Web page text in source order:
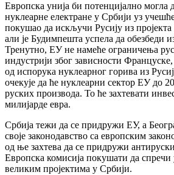
Европска унија би потенцијално могла
нуклеарне електране у Србији уз
покушао да искључи Русију из
али је Будимпешта успела да обезбеди
Тренутно, ЕУ не намеће ограничења
индустрији због зависности
од испорука нуклеарног горива из
очекује да ће нуклеарни сектор ЕУ до
руских производа. То ће захтевати
милијарде евра.
Србија тежи да се придружи ЕУ, а
своје законодавство са европским
од ње захтева да се придружи
Европска комисија покушати да спречи
великим пројектима у Србији.